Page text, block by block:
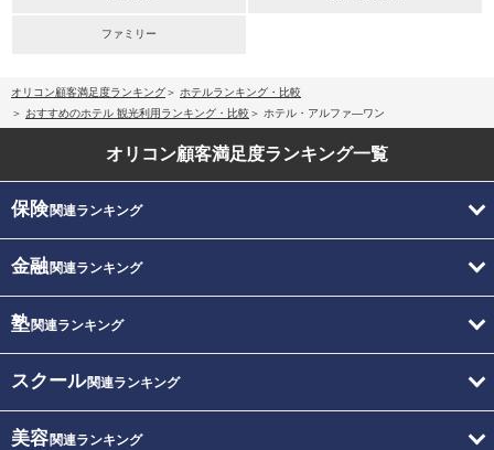
ファミリー
オリコン顧客満足度ランキング
ホテルランキング・比較
おすすめのホテル 観光利用ランキング・比較
ホテル・アルファ―ワン
オリコン顧客満足度ランキング一覧
保険関連ランキング
金融関連ランキング
塾関連ランキング
スクール関連ランキング
美容関連ランキング